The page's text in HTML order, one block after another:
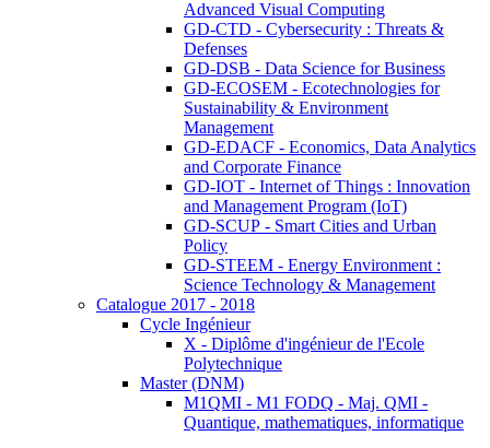
Advanced Visual Computing
GD-CTD - Cybersecurity : Threats &
Defenses
GD-DSB - Data Science for Business
GD-ECOSEM - Ecotechnologies for
Sustainability & Environment
Management
GD-EDACF - Economics, Data Analytics
and Corporate Finance
GD-IOT - Internet of Things : Innovation
and Management Program (IoT)
GD-SCUP - Smart Cities and Urban
Policy
GD-STEEM - Energy Environment :
Science Technology & Management
Catalogue 2017 - 2018
Cycle Ingénieur
X - Diplôme d'ingénieur de l'Ecole
Polytechnique
Master (DNM)
M1QMI - M1 FODQ - Maj. QMI -
Quantique, mathematiques, informatique